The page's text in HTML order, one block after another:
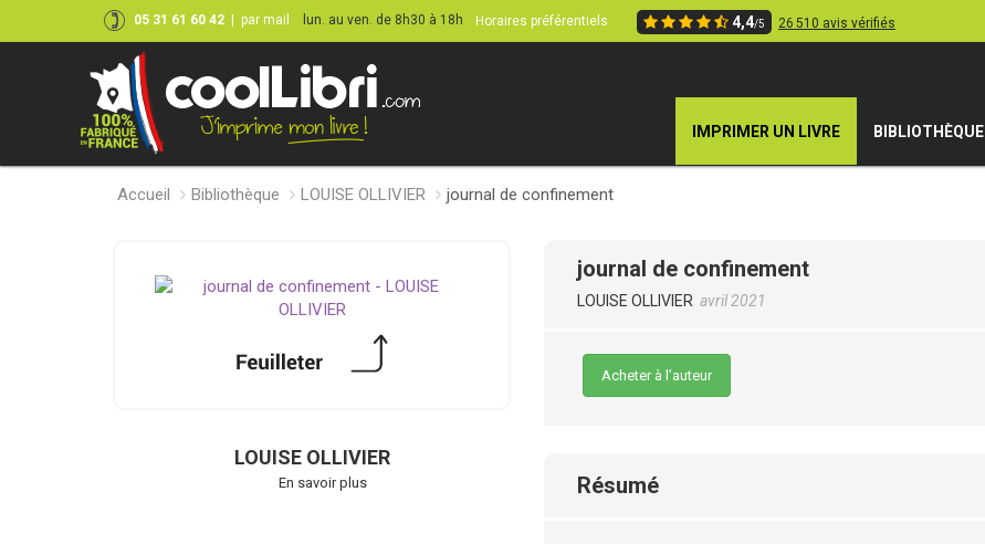
05 31 61 60 42 par mail lun. au ven. de 8h30 à 18h Horaires préférentiels 4,4/5 26 510 avis vérifiés
IMPRIMER UN LIVRE BIBLIOTHÈQUE
Accueil Bibliothèque LOUISE OLLIVIER journal de confinement
LOUISE OLLIVIER
En savoir plus
journal de confinement
LOUISE OLLIVIER avril 2021
Acheter à l’auteur
Résumé